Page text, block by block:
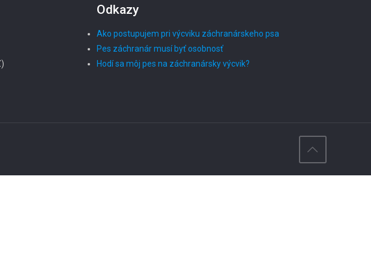
Odkazy
Ako postupujem pri výcviku záchranárskeho psa
Pes záchranár musí byť osobnosť
Hodí sa môj pes na záchranársky výcvik?